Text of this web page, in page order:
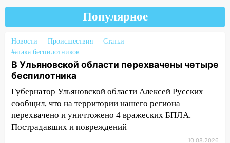
мосту
09:10 Соцсети: на Московском шоссе в
Ульяновске произошла авария
08:02 В Ульяновске во время
диспансеризации у 26-летнего парня
выявили онкологию
07:00 Прохладная ночь и ветреный
день: прогноз погоды в Ульяновске 10
августа
Популярное
Новости Происшествия
Статьи
#атака беспилотников
В Ульяновской области перехвачены четыре
беспилотника
Губернатор Ульяновской области Алексей Русских
сообщил, что на территории нашего региона
перехвачено и уничтожено 4 вражеских БПЛА.
Пострадавших и повреждений
10.08.2026